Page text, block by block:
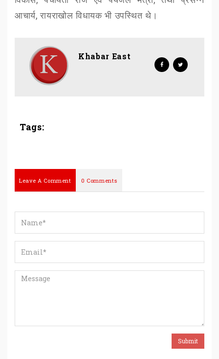
आचार्य,रायराखोल विधायक भी उपस्थित थे।
Khabar East
Tags:
Leave A Comment 0 Comments